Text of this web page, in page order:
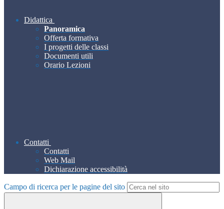
Didattica
Panoramica
Offerta formativa
I progetti delle classi
Documenti utili
Orario Lezioni
Contatti
Contatti
Web Mail
Dichiarazione accessibilità
Campo di ricerca per le pagine del sito